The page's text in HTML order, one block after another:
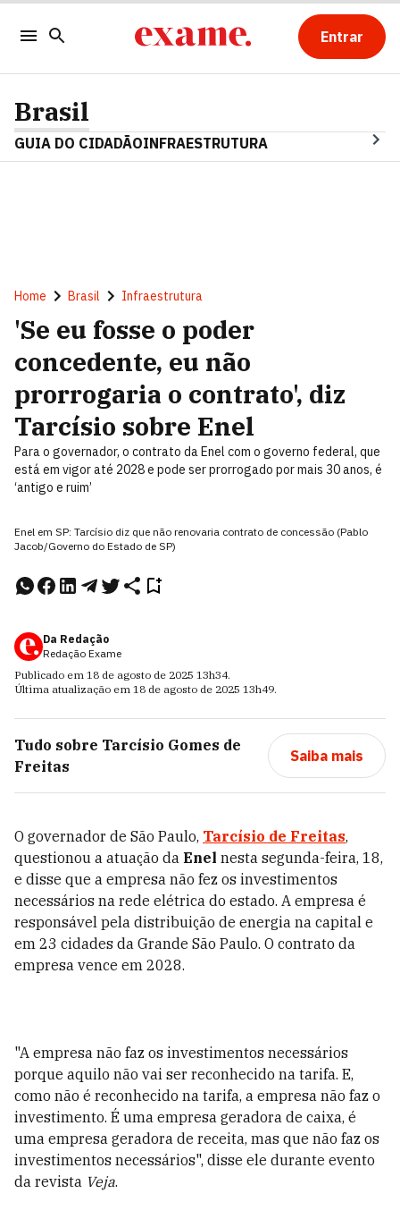
Entrar
Brasil
GUIA DO CIDADÃOINFRAESTRUTURA
Home Brasil Infraestrutura
'Se eu fosse o poder
concedente, eu não
prorrogaria o contrato', diz
Tarcísio sobre Enel
Para o governador, o contrato da Enel com o governo federal, que
está em vigor até 2028 e pode ser prorrogado por mais 30 anos, é
‘antigo e ruim’
Enel em SP: Tarcísio diz que não renovaria contrato de concessão (Pablo
Jacob/Governo do Estado de SP)
Da Redação
Redação Exame
Publicado em 18 de agosto de 2025 13h34.
Última atualização em 18 de agosto de 2025 13h49.
Tudo sobre Tarcísio Gomes de
Freitas
Saiba mais
O governador de São Paulo, Tarcísio de Freitas,
questionou a atuação da Enel nesta segunda-feira, 18,
e disse que a empresa não fez os investimentos
necessários na rede elétrica do estado. A empresa é
responsável pela distribuição de energia na capital e
em 23 cidades da Grande São Paulo. O contrato da
empresa vence em 2028.
"A empresa não faz os investimentos necessários
porque aquilo não vai ser reconhecido na tarifa. E,
como não é reconhecido na tarifa, a empresa não faz o
investimento. É uma empresa geradora de caixa, é
uma empresa geradora de receita, mas que não faz os
investimentos necessários", disse ele durante evento
da revista Veja.